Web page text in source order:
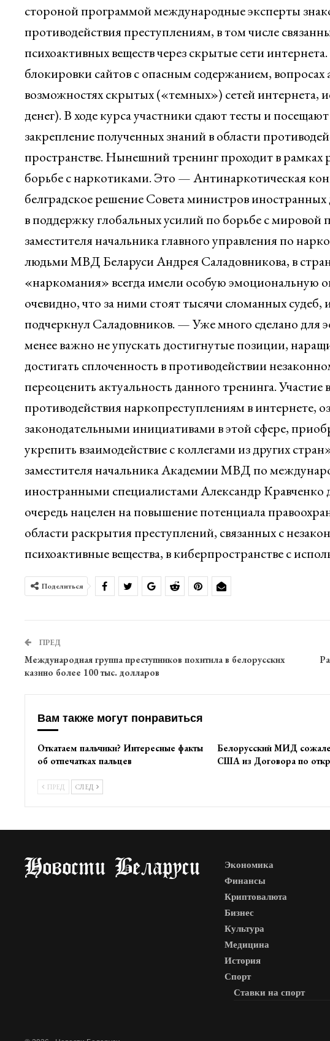
стороной программой международные эксперты
противодействия преступлениям, в том числе
психоактивных веществ через скрытые сети
блокировки сайтов с опасным содержанием,
возможностях скрытых («темных») сетей интернета,
денег). В ходе курса участники сдают тесты и
закрепление полученных знаний в области
пространстве. Нынешний тренинг проходит в
борьбе с наркотиками. Это — Антинаркотическая
белградское решение Совета министров
в поддержку глобальных усилий по борьбе с
заместителя начальника главного управления по
людьми МВД Беларуси Андрея Саладовникова, в
«наркомания» всегда имели особую эмоциональную
очевидно, что за ними стоят тысячи сломанных
подчеркнул Саладовников. — Уже много сделано для
менее важно не упускать достигнутые позиции,
достигать сплоченность в противодействии
переоценить актуальность данного тренинга. Участие
противодействия наркопреступлениям в интернете,
законодательными инициативами в этой сфере,
укрепить взаимодействие с коллегами из других
заместителя начальника Академии МВД по
иностранными специалистами Александр Кравченко
очередь нацелен на повышение потенциала
области раскрытия преступлений, связанных с
психоактивные вещества, в киберпространстве с
Поделиться
ПРЕД
Международная группа преступников похитила в белорусских
казино более 100 тыс. долларов
Вам также могут понравиться
Откатаем пальчики? Интересные факты
об отпечатках пальцев
Белорусский МИД
США из Договора по
ПРЕД СЛЕД
Экономика
Финансы
Криптовалюта
Бизнес
Культура
Медицина
История
Спорт
Ставки на спорт